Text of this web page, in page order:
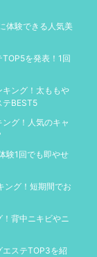
体験できる人気美
TOP5を発表！1回
キング！太ももや
テBEST5
ング！人気のキャ
験1回でも即やせ
ング！短期間でお
！背中ニキビやニ
エステTOP3を紹